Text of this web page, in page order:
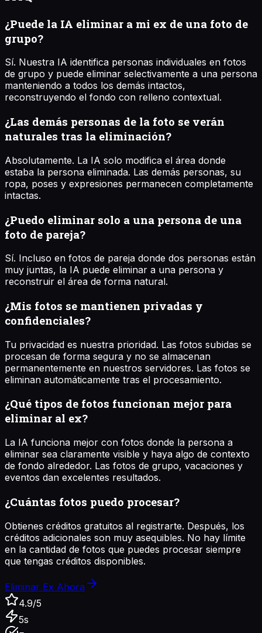
¿Puede la IA eliminar a mi ex de una foto de
grupo?
Sí. Nuestra IA identifica personas individuales en fotos
de grupo y puede eliminar selectivamente a una persona
manteniendo a todos los demás intactos,
reconstruyendo el fondo con relleno contextual.
¿Las demás personas de la foto se verán
naturales tras la eliminación?
Absolutamente. La IA solo modifica el área donde
estaba la persona eliminada. Las demás personas, su
ropa, poses y expresiones permanecen completamente
intactas.
¿Puedo eliminar solo a una persona de una
foto de pareja?
Sí. Incluso en fotos de pareja donde dos personas están
muy juntas, la IA puede eliminar a una persona y
reconstruir el área de forma natural.
¿Mis fotos se mantienen privadas y
confidenciales?
Tu privacidad es nuestra prioridad. Las fotos subidas se
procesan de forma segura y no se almacenan
permanentemente en nuestros servidores. Las fotos se
eliminan automáticamente tras el procesamiento.
¿Qué tipos de fotos funcionan mejor para
eliminar al ex?
La IA funciona mejor con fotos donde la persona a
eliminar sea claramente visible y haya algo de contexto
de fondo alrededor. Las fotos de grupo, vacaciones y
eventos dan excelentes resultados.
¿Cuántas fotos puedo procesar?
Obtienes créditos gratuitos al registrarte. Después, los
créditos adicionales son muy asequibles. No hay límite
en la cantidad de fotos que puedes procesar siempre
que tengas créditos disponibles.
Eliminar Ex Ahora
4.9/5
5s